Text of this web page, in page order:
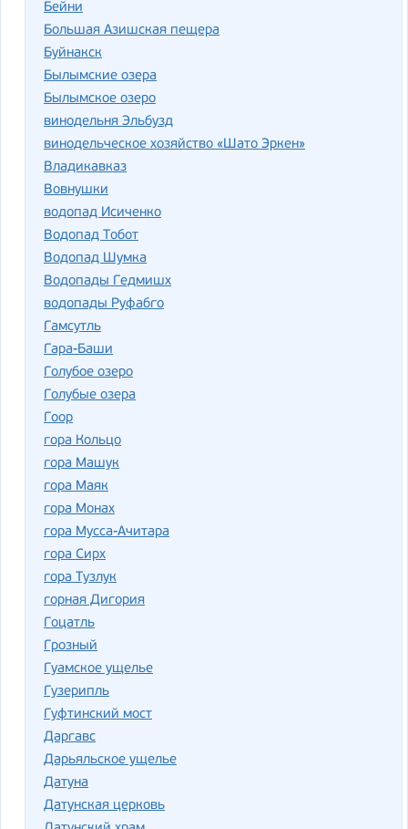
Бейни
Большая Азишская пещера
Буйнакск
Былымские озера
Былымское озеро
винодельня Эльбузд
винодельческое хозяйство «Шато Эркен»
Владикавказ
Вовнушки
водопад Исиченко
Водопад Тобот
Водопад Шумка
Водопады Гедмишх
водопады Руфабго
Гамсутль
Гара-Баши
Голубое озеро
Голубые озера
Гоор
гора Кольцо
гора Машук
гора Маяк
гора Монах
гора Мусса-Ачитара
гора Сирх
гора Тузлук
горная Дигория
Гоцатль
Грозный
Гуамское ущелье
Гузерипль
Гуфтинский мост
Даргавс
Дарьяльское ущелье
Датуна
Датунская церковь